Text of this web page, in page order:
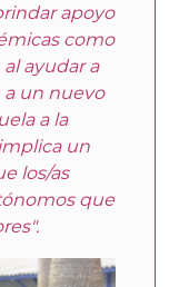
apoyo
como
ayudar a
a un nuevo
a la
un
los/as
que